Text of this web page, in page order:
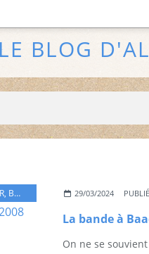
BLOG
, BRUNO GANZ ,EXTRÊME GAUCHE,
29/03/2024
On ne se